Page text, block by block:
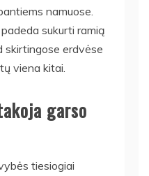
namuose.
sukurti ramią
skirtingose erdvėse
viena kitai.
garso
tiesiogiai